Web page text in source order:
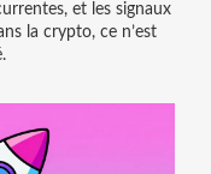
et les signaux
la crypto, ce n’est